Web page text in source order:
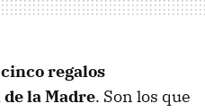
cinco regalos
la Madre. Son los que